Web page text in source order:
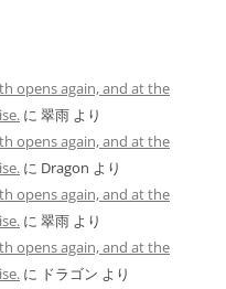
opens again, and at the
に 翠雨 より
opens again, and at the
に Dragon より
opens again, and at the
に 翠雨 より
opens again, and at the
に ドラゴン より